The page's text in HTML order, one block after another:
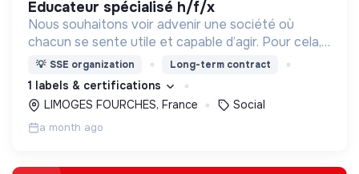
educateur spécialisé h/f/x
Nous souhaitons voir advenir une société où
chacun se sente utile et capable d’agir. Pour cela,
nous proposons des moyens et des lieux
d’engagement innovants et adaptés à tous.
💡 SSE organization Long-term contract
1 labels & certifications
LIMOGES FOURCHES, France
Social
a month ago